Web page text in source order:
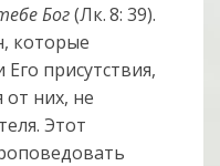
Бог(Лк. 8: 39).
которые
присутствия,
от них, не
Этот